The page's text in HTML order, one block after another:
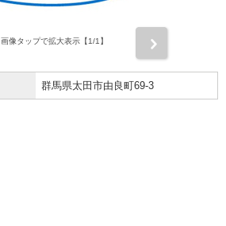
画像タップで拡大表示【1/1】
群馬県太田市由良町69-3